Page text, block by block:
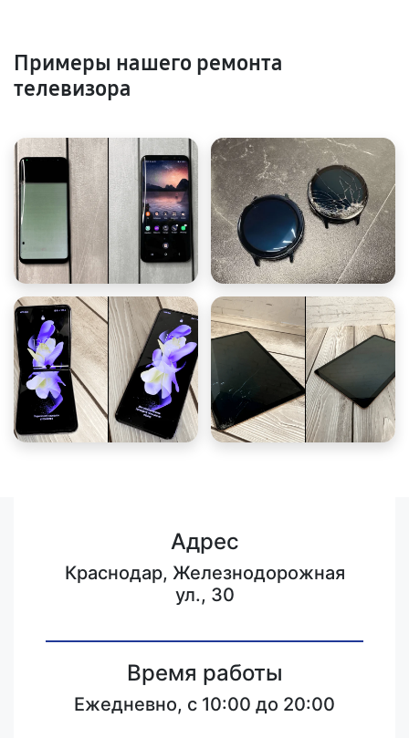
Примеры нашего ремонта
телевизора
Адрес
Краснодар, Железнодорожная
ул., 30
Время работы
Ежедневно, с 10:00 до 20:00